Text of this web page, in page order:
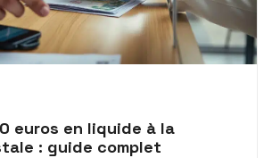
euros en liquide à la
: guide complet